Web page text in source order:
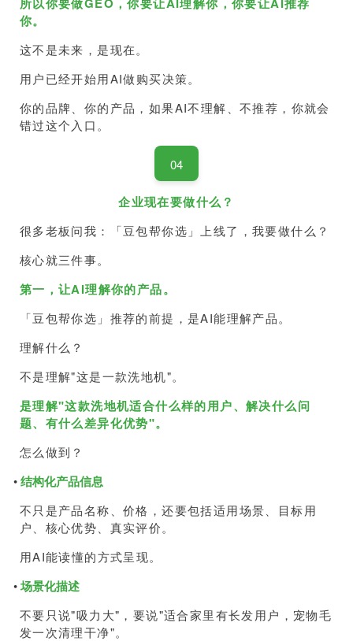
你。
这不是未来，是现在。
用户已经开始用AI做购买决策。
你的品牌、你的产品，如果AI不理解、不推荐，你就会
错过这个入口。
04
企业现在要做什么？
很多老板问我：「豆包帮你选」上线了，我要做什么？
核心就三件事。
第一，让AI理解你的产品。
「豆包帮你选」推荐的前提，是AI能理解产品。
理解什么？
不是理解"这是一款洗地机"。
是理解"这款洗地机适合什么样的用户、解决什么问
题、有什么差异化优势"。
怎么做到？
•结构化产品信息
不只是产品名称、价格，还要包括适用场景、目标用
户、核心优势、真实评价。
用AI能读懂的方式呈现。
•场景化描述
不要只说"吸力大"，要说"适合家里有长发用户，宠物毛
发一次清理干净"。